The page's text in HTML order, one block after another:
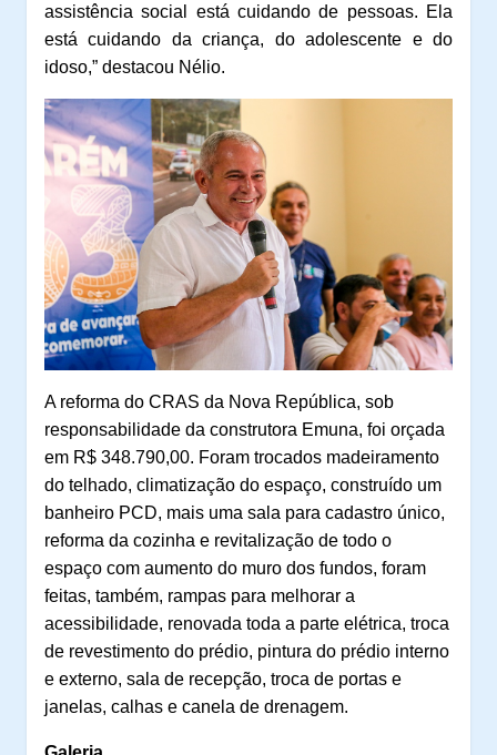
assistência social está cuidando de pessoas. Ela
está cuidando da criança, do adolescente e do
idoso,” destacou Nélio.
A reforma do CRAS da Nova República, sob
responsabilidade da construtora Emuna, foi orçada
em R$ 348.790,00. Foram trocados madeiramento
do telhado, climatização do espaço, construído um
banheiro PCD, mais uma sala para cadastro único,
reforma da cozinha e revitalização de todo o
espaço com aumento do muro dos fundos, foram
feitas, também, rampas para melhorar a
acessibilidade, renovada toda a parte elétrica, troca
de revestimento do prédio, pintura do prédio interno
e externo, sala de recepção, troca de portas e
janelas, calhas e canela de drenagem.